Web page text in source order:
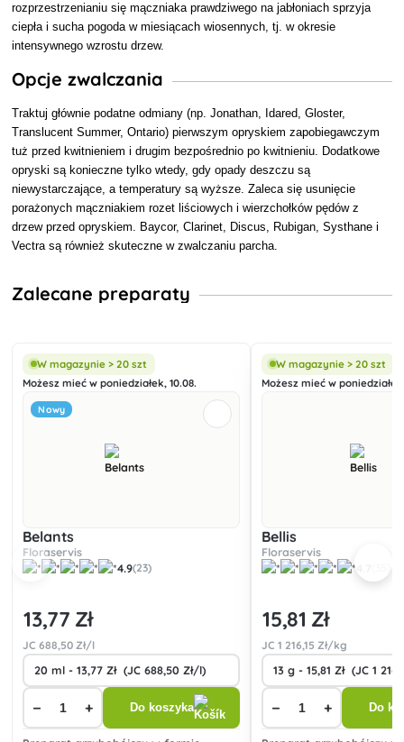
rozprzestrzenianiu się mączniaka prawdziwego na jabłoniach sprzyja
ciepła i sucha pogoda w miesiącach wiosennych, tj. w okresie
intensywnego wzrostu drzew.
Opcje zwalczania
Traktuj głównie podatne odmiany (np. Jonathan, Idared, Gloster,
Translucent Summer, Ontario) pierwszym opryskiem zapobiegawczym
tuż przed kwitnieniem i drugim bezpośrednio po kwitnieniu. Dodatkowe
opryski są konieczne tylko wtedy, gdy opady deszczu są
niewystarczające, a temperatury są wyższe. Zaleca się usunięcie
porażonych mączniakiem rozet liściowych i wierzchołków pędów z
drzew przed opryskiem. Baycor, Clarinet, Discus, Rubigan, Systhane i
Vectra są również skuteczne w zwalczaniu parcha.
Zalecane preparaty
W magazynie > 20 szt
Możesz mieć w poniedziałek, 10.08.
Nowy
Belants
Floraservis
4.9(23)
13,77 Zł
JC688,50 Zł/l
− + Do koszyka
W magazynie > 20 szt
Możesz mieć w
Bellis
Floraservis
15,81 Zł
JC1 216,15 Zł/kg
− + Do